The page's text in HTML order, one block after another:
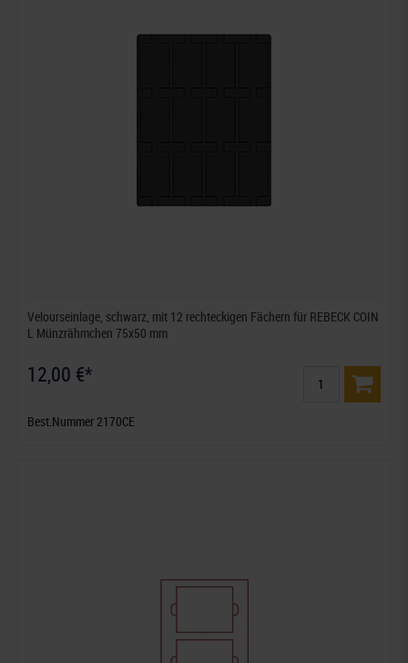
Velourseinlage, schwarz, mit 12 rechteckigen Fächern für REBECK COIN
L Münzrähmchen 75x50 mm
12,00 €*
Best.Nummer 2170CE